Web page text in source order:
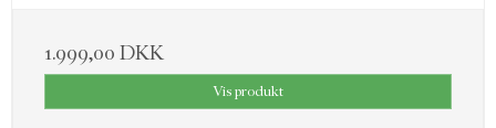
1.999,00 DKK
Vis produkt